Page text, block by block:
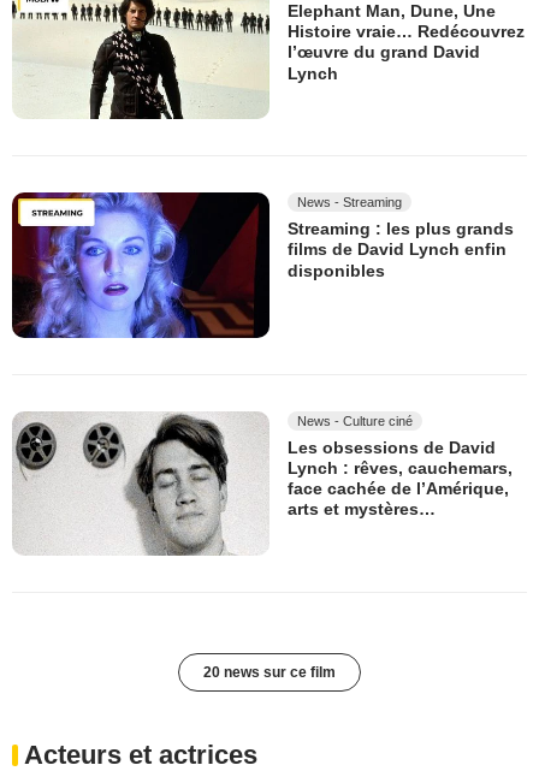
Elephant Man, Dune, Une
Histoire vraie… Redécouvrez
l’œuvre du grand David
Lynch
News - Streaming
Streaming : les plus grands
films de David Lynch enfin
disponibles
News - Culture ciné
Les obsessions de David
Lynch : rêves, cauchemars,
face cachée de l’Amérique,
arts et mystères…
20 news sur ce film
Acteurs et actrices